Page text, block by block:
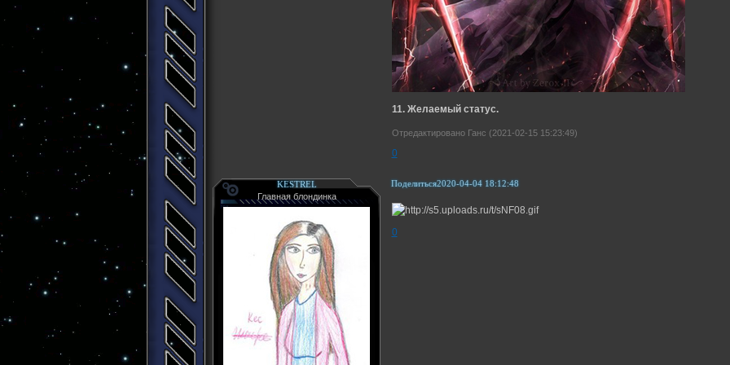
11. Желаемый статус.
Отредактировано Ганс (2021-02-15 15:23:49)
0
Поделиться2020-04-04 18:12:48
KESTREL
Главная блондинка
0